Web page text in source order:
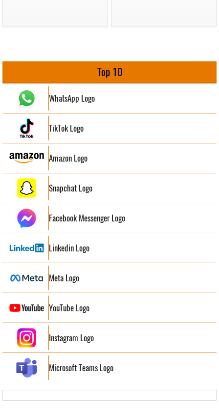
Top 10
WhatsApp Logo
TikTok Logo
Amazon Logo
Snapchat Logo
Facebook Messenger Logo
Linkedin Logo
Meta Logo
YouTube Logo
Instagram Logo
Microsoft Teams Logo